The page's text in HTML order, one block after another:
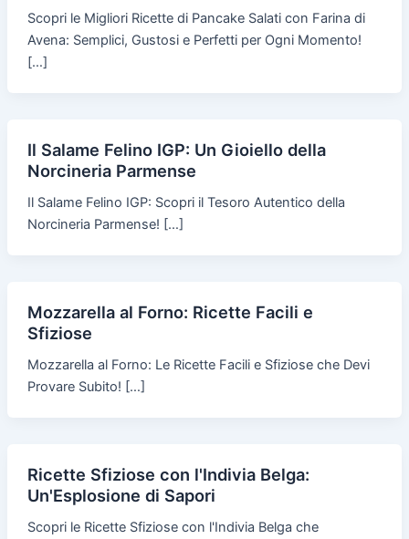
Scopri le Migliori Ricette di Pancake Salati con Farina di
Avena: Semplici, Gustosi e Perfetti per Ogni Momento!
[…]
Il Salame Felino IGP: Un Gioiello della
Norcineria Parmense
Il Salame Felino IGP: Scopri il Tesoro Autentico della
Norcineria Parmense! […]
Mozzarella al Forno: Ricette Facili e
Sfiziose
Mozzarella al Forno: Le Ricette Facili e Sfiziose che Devi
Provare Subito! […]
Ricette Sfiziose con l'Indivia Belga:
Un'Esplosione di Sapori
Scopri le Ricette Sfiziose con l'Indivia Belga che